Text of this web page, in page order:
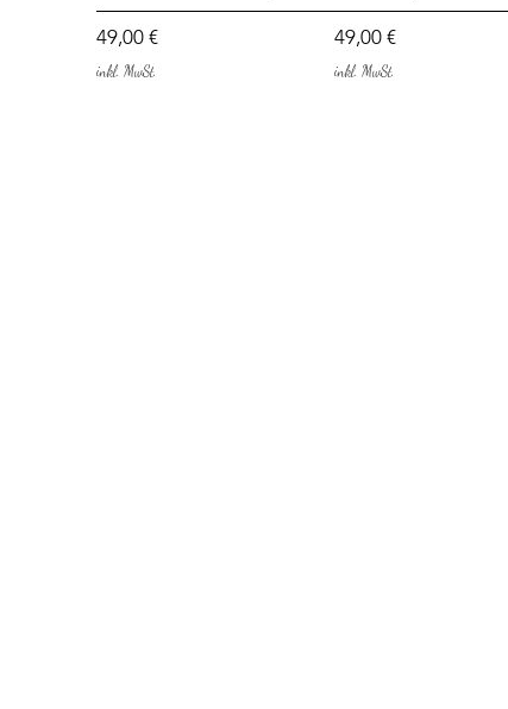
Preis
49,00 €
inkl. MwSt.
Preis
49,00 €
inkl. MwSt.